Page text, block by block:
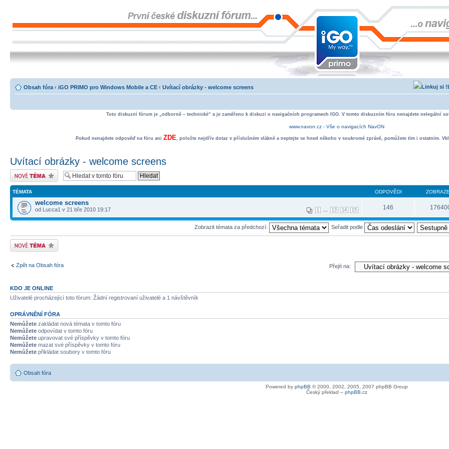
Obsah fóra ‹ iGO PRIMO pro Windows Mobile a CE ‹ Uvítací obrázky - welcome screens
Toto diskuzní fórum je „odborně – technické“ a je zaměřeno k diskuzi o navigačních programech IGO. V tomto diskuzním fóru nenajdete nelegální
www.navon.cz - Vše o navigacích NavON
Pokud nenajdete odpověď na fóru ani ZDE, položte nejdřív dotaz v příslušném vlákně a neptejte se hned někoho v soukromé zprávě, pomůžete tím i ostatním.
Uvítací obrázky - welcome screens
Odeslat nové téma
TÉMATA ODPOVĚDI
welcome screens
1 13 14 15
od Lucca1 v 21 bře 2010 19:17 146
Zobrazit témata za předchozí: Seřadit podle
Odeslat nové téma
Zpět na Obsah fóra Přejít na:
KDO JE ONLINE
Uživatelé procházející toto fórum: Žádní registrovaní uživatelé a 1 návštěvník
OPRÁVNĚNÍ FÓRA
Nemůžete zakládat nová témata v tomto fóru
Nemůžete odpovídat v tomto fóru
Nemůžete upravovat své příspěvky v tomto fóru
Nemůžete mazat své příspěvky v tomto fóru
Nemůžete přikládat soubory v tomto fóru
Obsah fóra
Powered by phpBB © 2000, 2002, 2005, 2007 phpBB Group
Český překlad – phpBB.cz